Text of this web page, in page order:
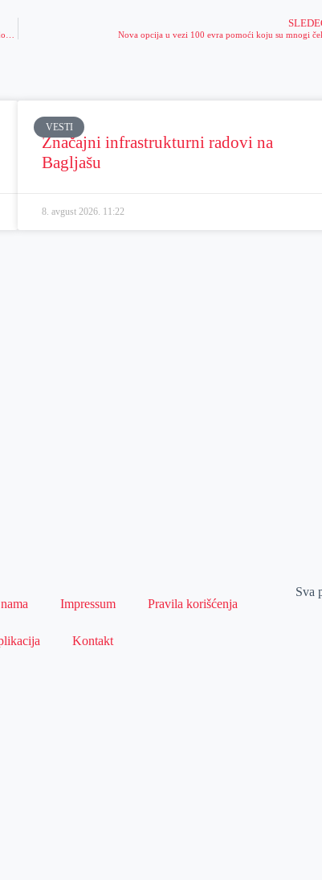
Nova opcija u vezi 100 evra pomoći koju su mnogi
VESTI
Značajni infrastrukturni radovi na
Bagljašu
8. avgust 2026. 11:22
Impressum Pravila korišćenja
Kontakt
Sva